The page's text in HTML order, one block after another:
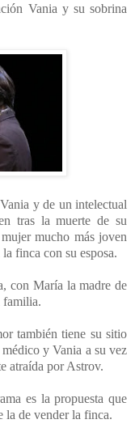
Vania y su sobrina
y de un intelectual
tras la muerte de su
mucho más joven
finca con su esposa.
con María la madre de
familia.
también tiene su sitio
y Vania a su vez
atraída por Astrov.
es la propuesta que
la de vender la finca.